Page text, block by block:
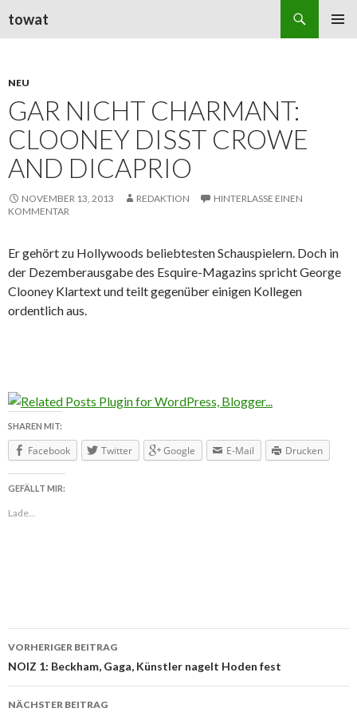
towat
NEU
GAR NICHT CHARMANT:
CLOONEY DISST CROWE
AND DICAPRIO
NOVEMBER 13, 2013 REDAKTION
HINTERLASSE EINEN
KOMMENTAR
Er gehört zu Hollywoods beliebtesten Schauspielern. Doch in
der Dezemberausgabe des Esquire-Magazins spricht George
Clooney Klartext und teilt gegenüber einigen Kollegen
ordentlich aus.
SHAREN MIT:
Facebook Twitter Google E-Mail Drucken
GEFÄLLT MIR:
Lade...
Beitragsnavigation
VORHERIGER BEITRAG
NOIZ 1: Beckham, Gaga, Künstler nagelt Hoden fest
NÄCHSTER BEITRAG